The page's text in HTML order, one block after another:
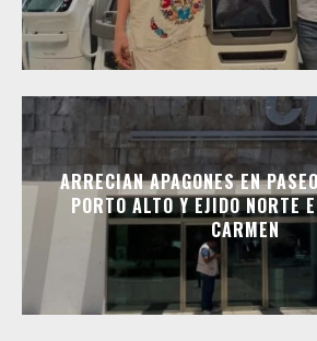
ARRECIAN APAGONES EN
PORTO ALTO Y EJIDO NORTE
CARMEN